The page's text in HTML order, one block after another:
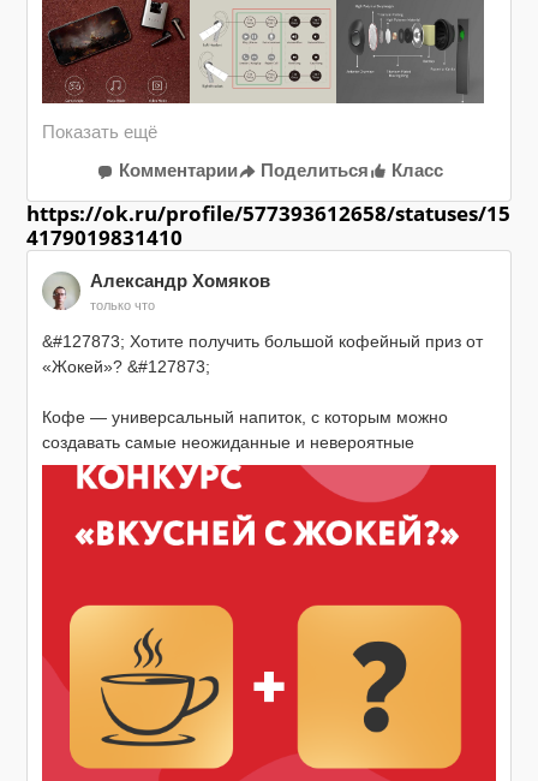
Комментарии Поделиться Класс
https://ok.ru/profile/577393612658/statuses/15
4179019831410
Александр Хомяков
только что
&#127873; Хотите получить большой кофейный приз от
«Жокей»? &#127873;
Кофе — универсальный напиток, с которым можно
создавать самые неожиданные и невероятные
гастрономические дуэты. Делитесь в комментариях ,
какие самые сногсшибательные ингредиенты с кофе вы
сочетали, и участвуйте в нашем конкурсе!
&#9749; Поставьте лайк этому посту
&#9749; В комментариях напишите название или
оставьте эмодзи с ингредиентом, который хотели бы
попробовать добавить в кофе, чтобы получить
необычное вкусовое сочетание.
1 декабря с помощью рандомайзера мы выберем